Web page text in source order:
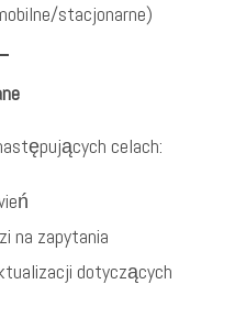
stacjonarne)
celach:
na zapytania
dotyczących